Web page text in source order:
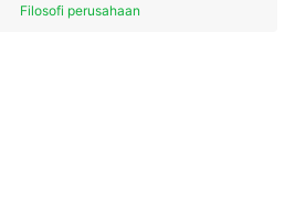
Filosofi perusahaan